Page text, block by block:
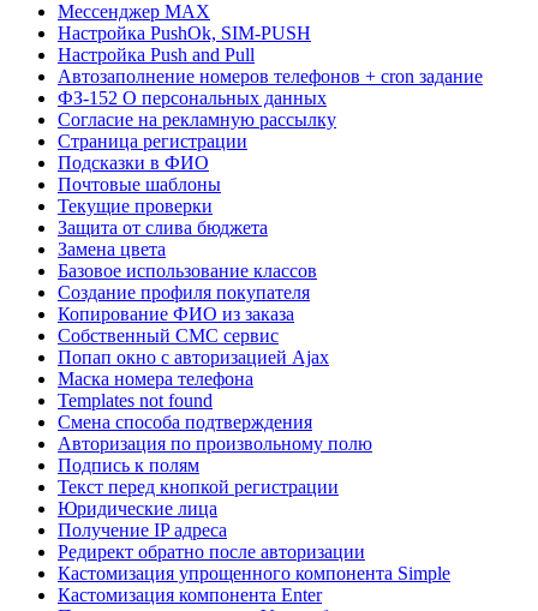
Мессенджер MAX
Настройка PushOk, SIM-PUSH
Настройка Push and Pull
Автозаполнение номеров телефонов + cron задание
ФЗ-152 О персональных данных
Согласие на рекламную рассылку
Страница регистрации
Подсказки в ФИО
Почтовые шаблоны
Текущие проверки
Защита от слива бюджета
Замена цвета
Базовое использование классов
Создание профиля покупателя
Копирование ФИО из заказа
Собственный СМС сервис
Попап окно с авторизацией Ajax
Маска номера телефона
Templates not found
Смена способа подтверждения
Авторизация по произвольному полю
Подпись к полям
Текст перед кнопкой регистрации
Юридические лица
Получение IP адреса
Редирект обратно после авторизации
Кастомизация упрощенного компонента Simple
Кастомизация компонента Enter